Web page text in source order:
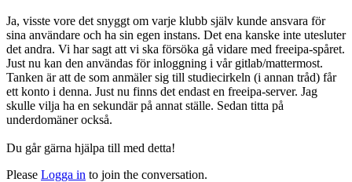
Ja, visste vore det snyggt om varje klubb själv kunde ansvara för
sina användare och ha sin egen instans. Det ena kanske inte utesluter
det andra. Vi har sagt att vi ska försöka gå vidare med freeipa-spåret.
Just nu kan den användas för inloggning i vår gitlab/mattermost.
Tanken är att de som anmäler sig till studiecirkeln (i annan tråd) får
ett konto i denna. Just nu finns det endast en freeipa-server. Jag
skulle vilja ha en sekundär på annat ställe. Sedan titta på
underdomäner också.
Du går gärna hjälpa till med detta!
Please Logga in to join the conversation.